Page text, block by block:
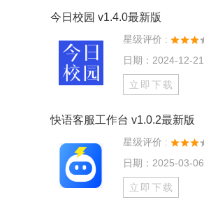
今日校园 v1.4.0最新版
星级评价 :
日期：2024-12-21
立即下载
快语客服工作台 v1.0.2最新版
星级评价 :
日期：2025-03-06
立即下载